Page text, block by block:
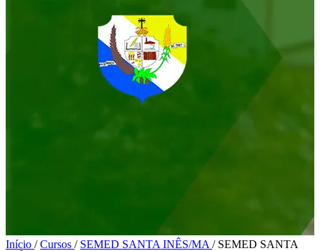
Início / Cursos / SEMED SANTA INÊS/MA / SEMED SANTA